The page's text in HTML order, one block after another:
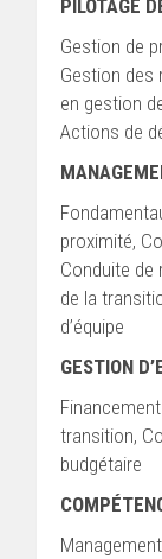
PILOTAGE
Gestion de
Gestion des
en gestion
Actions de
proximité,
Conduite de
de la
d’équipe
GESTION
transition,
budgétaire